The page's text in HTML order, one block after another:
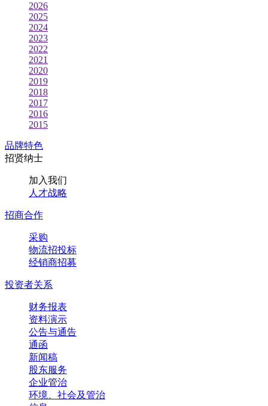
2026
2025
2024
2023
2022
2021
2020
2019
2018
2017
2016
2015
品牌特色
招贤纳士
加入我们
人才战略
招商合作
采购
物流招投标
经销商招募
投资者关系
财务报表
资料演示
公告与通告
通函
新闻稿
股东服务
企业管治
环境、社会及管治